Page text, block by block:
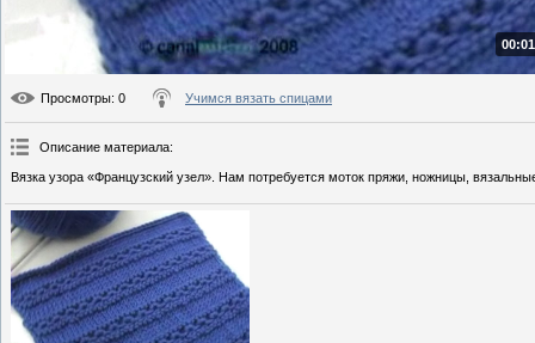
Просмотры: 0 Учимся вязать спицами
Описание материала:
Вязка узора «Французский узел». Нам потребуется моток пряжи, ножницы,